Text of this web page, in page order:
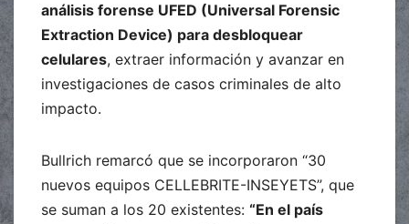
análisis forense UFED (Universal Forensic
Extraction Device) para desbloquear
celulares, extraer información y avanzar en
investigaciones de casos criminales de alto
impacto.
Bullrich remarcó que se incorporaron “30
nuevos equipos CELLEBRITE-INSEYETS”, que
se suman a los 20 existentes: “En el país